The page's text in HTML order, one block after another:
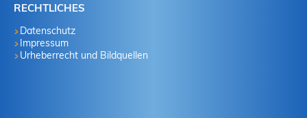
RECHTLICHES
Datenschutz
Impressum
Urheberrecht und Bildquellen